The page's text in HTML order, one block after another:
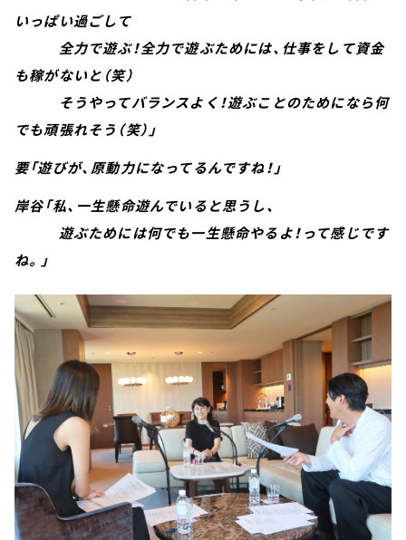
いっぱい過ごして
全力で遊ぶ！全力で遊ぶためには、仕事をして資金
も稼がないと（笑）
そうやってバランスよく！遊ぶことのためになら何
でも頑張れそう（笑）」
要「遊びが、原動力になってるんですね！」
岸谷「私、一生懸命遊んでいると思うし、
遊ぶためには何でも一生懸命やるよ！って感じです
ね。」